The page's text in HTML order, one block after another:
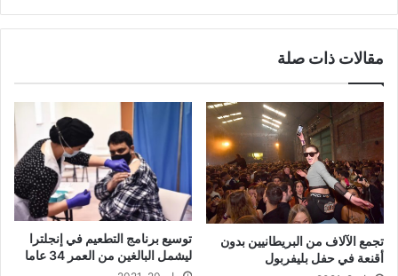
مقالات ذات صلة
تجمع الآلاف من البريطانيين بدون
أقنعة في حفل بليفربول
توسيع برنامج التطعيم في إنجلترا
ليشمل البالغين من العمر 34 عاما